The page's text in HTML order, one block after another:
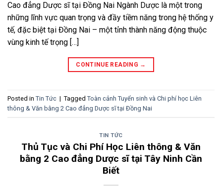
Cao đẳng Dược sĩ tại Đồng Nai Ngành Dược là một trong
những lĩnh vực quan trọng và đầy tiềm năng trong hệ thống y
tế, đặc biệt tại Đồng Nai – một tỉnh thành năng động thuộc
vùng kinh tế trọng […]
CONTINUE READING →
Posted in Tin Tức | Tagged Toàn cảnh Tuyển sinh và Chi phí học Liên
thông & Văn bằng 2 Cao đẳng Dược sĩ tại Đồng Nai
TIN TỨC
Thủ Tục và Chi Phí Học Liên thông & Văn
bằng 2 Cao đẳng Dược sĩ tại Tây Ninh Cần
Biết